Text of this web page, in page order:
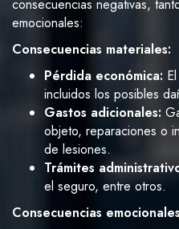
consecuencias negativas,
emocionales:
Consecuencias materiales:
Pérdida económica:
incluidos los posibles
Gastos adicionales:
objeto, reparaciones o
de lesiones.
Trámites
el seguro, entre otros.
Consecuencias